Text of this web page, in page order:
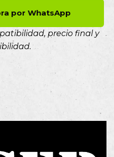
por WhatsApp
precio final y